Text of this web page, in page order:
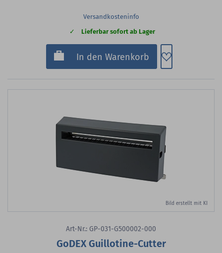
Versandkosteninfo
Lieferbar sofort ab Lager
In den Warenkorb Zum
Bild erstellt mit KI
Art-Nr.: GP-031-G500002-000
GoDEX Guillotine-Cutter